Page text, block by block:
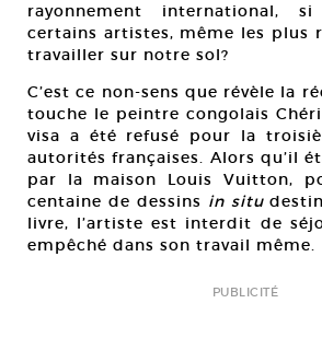
rayonnement international,
certains artistes, même les plus
travailler sur notre sol?
C’est ce non-sens que révèle la
touche le peintre congolais
visa a été refusé pour la
autorités françaises. Alors qu’il
par la maison Louis Vuitton,
centaine de dessins in situ
livre, l’artiste est interdit de
empêché dans son travail même.
PUBLICITÉ